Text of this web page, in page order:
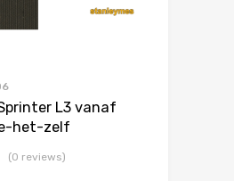
L3 vanaf
het-zelf
(0 reviews)